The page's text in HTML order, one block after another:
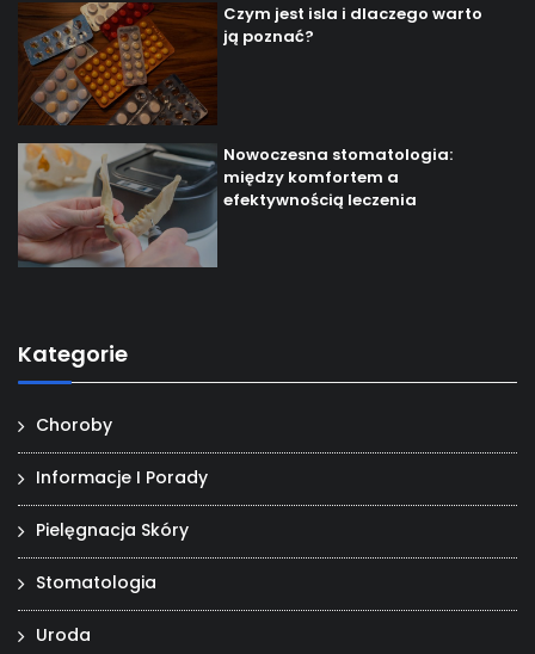
Czym jest isla i dlaczego warto
ją poznać?
Nowoczesna stomatologia:
między komfortem a
efektywnością leczenia
Kategorie
Choroby
Informacje I Porady
Pielęgnacja Skóry
Stomatologia
Uroda